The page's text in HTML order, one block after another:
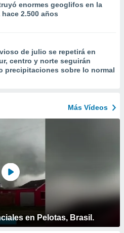
enormes geoglifos en la
2.500 años
de julio se repetirá en
centro y norte seguirán
precipitaciones sobre lo normal
Más Vídeos
en Pelotas, Brasil.